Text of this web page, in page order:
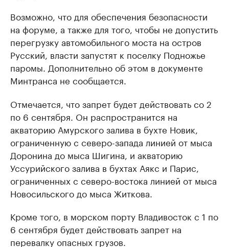
Возможно, что для обеспечения безопасности
на форуме, а также для того, чтобы не допустить
перегрузку автомобильного моста на остров
Русский, власти запустят к поселку Подножье
паромы. Дополнительно об этом в документе
Минтранса не сообщается.
Отмечается, что запрет будет действовать со 2
по 6 сентября. Он распространится на
акваторию Амурского залива в бухте Новик,
ограниченную с северо-запада линией от мыса
Доронина до мыса Шигина, и акваторию
Уссурийского залива в бухтах Аякс и Парис,
ограниченных с северо-востока линией от мыса
Новосильского до мыса Житкова.
Кроме того, в морском порту Владивосток с 1 по
6 сентября будет действовать запрет на
перевалку опасных грузов.